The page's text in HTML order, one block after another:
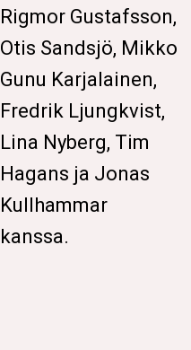
Rigmor Gustafsson,
Otis Sandsjö, Mikko
Gunu Karjalainen,
Fredrik Ljungkvist,
Lina Nyberg, Tim
Hagans ja Jonas
Kullhammar
kanssa.